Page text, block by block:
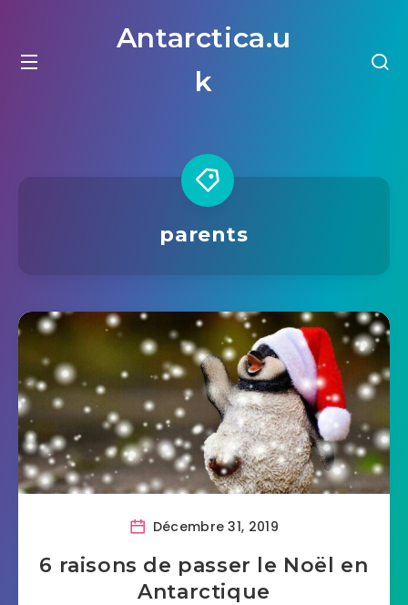
Antarctica.u
k
parents
Décembre 31, 2019
6 raisons de passer le Noël en
Antarctique